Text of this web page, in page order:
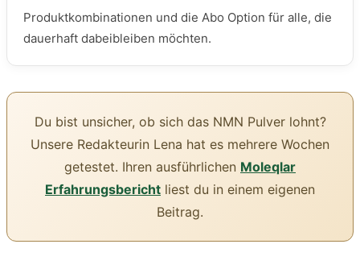
Produktkombinationen und die Abo Option für alle, die
dauerhaft dabeibleiben möchten.
Du bist unsicher, ob sich das NMN Pulver lohnt?
Unsere Redakteurin Lena hat es mehrere Wochen
getestet. Ihren ausführlichen Moleqlar
Erfahrungsbericht liest du in einem eigenen
Beitrag.